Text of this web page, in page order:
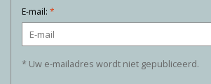
E-mail: *
* Uw e-mailadres wordt niet gepubliceerd.